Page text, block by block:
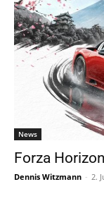
News
Forza
Dennis Witzmann - 2.